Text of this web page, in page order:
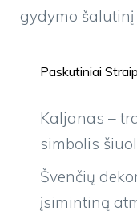
gydymo šalutinį
Paskutiniai
Kaljanas –
simbolis
Švenčių
įsimintiną